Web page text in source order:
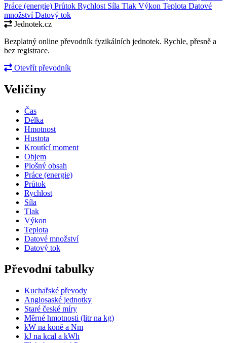
Práce (energie) Průtok Rychlost Síla Tlak Výkon Teplota Datové
množstvíDatový tok
Jednotek.cz
Bezplatný online převodník fyzikálních jednotek. Rychle, přesně a
bez registrace.
Otevřít převodník
Veličiny
Čas
Délka
Hmotnost
Hustota
Kroutící moment
Objem
Plošný obsah
Práce (energie)
Průtok
Rychlost
Síla
Tlak
Výkon
Teplota
Datové množství
Datový tok
Převodní tabulky
Kuchařské převody
Anglosaské jednotky
Staré české míry
Měrné hmotnosti (litr na kg)
kW na koně a Nm
kJ na kcal a kWh